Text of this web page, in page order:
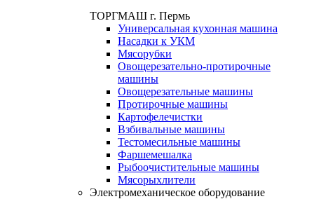
ТОРГМАШ г. Пермь
Универсальная кухонная машина
Насадки к УКМ
Мясорубки
Овощерезательно-протирочные
машины
Овощерезательные машины
Протирочные машины
Картофелечистки
Взбивальные машины
Тестомесильные машины
Фаршемешалка
Рыбоочистительные машины
Мясорыхлители
Электромеханическое оборудование